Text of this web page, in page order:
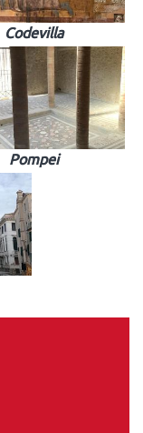
Codevilla
Pompei